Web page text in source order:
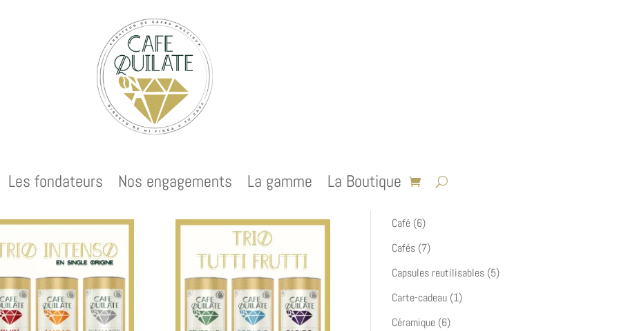
Les fondateurs Nos engagements La gamme La BoutiqueCacao, Cáscara, Fleurs &
Café 66
produits
Cafés 77
produits
Capsules reutilisables 55
Carte-cadeau 11
Céramique 66